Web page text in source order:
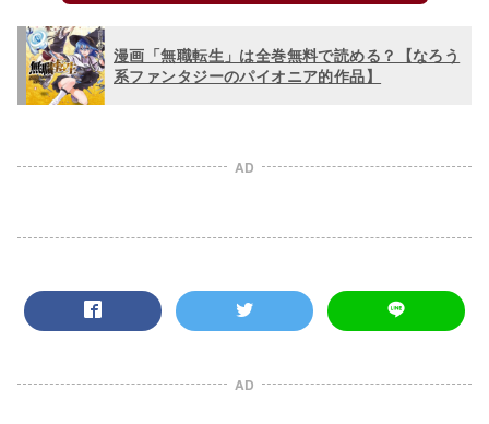
漫画「無職転生」は全巻無料で読める？【なろう
系ファンタジーのパイオニア的作品】
AD
AD